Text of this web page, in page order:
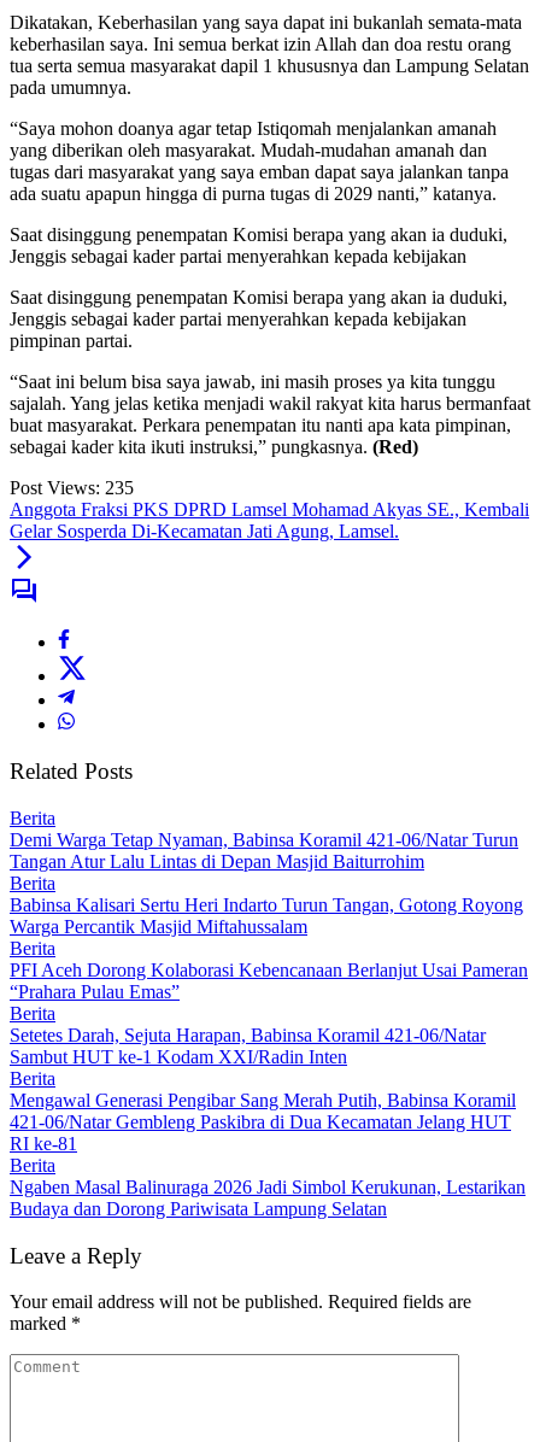
Dikatakan, Keberhasilan yang saya dapat ini bukanlah semata-mata
keberhasilan saya. Ini semua berkat izin Allah dan doa restu orang
tua serta semua masyarakat dapil 1 khususnya dan Lampung Selatan
pada umumnya.
“Saya mohon doanya agar tetap Istiqomah menjalankan amanah
yang diberikan oleh masyarakat. Mudah-mudahan amanah dan
tugas dari masyarakat yang saya emban dapat saya jalankan tanpa
ada suatu apapun hingga di purna tugas di 2029 nanti,” katanya.
Saat disinggung penempatan Komisi berapa yang akan ia duduki,
Jenggis sebagai kader partai menyerahkan kepada kebijakan
Saat disinggung penempatan Komisi berapa yang akan ia duduki,
Jenggis sebagai kader partai menyerahkan kepada kebijakan
pimpinan partai.
“Saat ini belum bisa saya jawab, ini masih proses ya kita tunggu
sajalah. Yang jelas ketika menjadi wakil rakyat kita harus bermanfaat
buat masyarakat. Perkara penempatan itu nanti apa kata pimpinan,
sebagai kader kita ikuti instruksi,” pungkasnya. (Red)
Post Views: 235
Anggota Fraksi PKS DPRD Lamsel Mohamad Akyas SE., Kembali
Gelar Sosperda Di-Kecamatan Jati Agung, Lamsel.
Related Posts
Berita
Demi Warga Tetap Nyaman, Babinsa Koramil 421-06/Natar Turun
Tangan Atur Lalu Lintas di Depan Masjid Baiturrohim
Berita
Babinsa Kalisari Sertu Heri Indarto Turun Tangan, Gotong Royong
Warga Percantik Masjid Miftahussalam
Berita
PFI Aceh Dorong Kolaborasi Kebencanaan Berlanjut Usai Pameran
“Prahara Pulau Emas”
Berita
Setetes Darah, Sejuta Harapan, Babinsa Koramil 421-06/Natar
Sambut HUT ke-1 Kodam XXI/Radin Inten
Berita
Mengawal Generasi Pengibar Sang Merah Putih, Babinsa Koramil
421-06/Natar Gembleng Paskibra di Dua Kecamatan Jelang HUT
RI ke-81
Berita
Ngaben Masal Balinuraga 2026 Jadi Simbol Kerukunan, Lestarikan
Budaya dan Dorong Pariwisata Lampung Selatan
Leave a Reply
Your email address will not be published. Required fields are
marked *